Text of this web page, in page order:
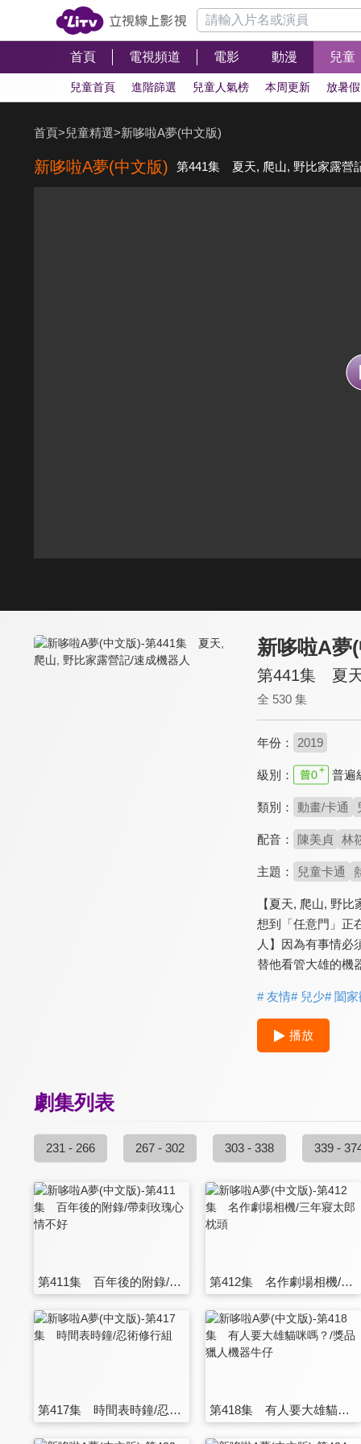
首頁 電視頻道 電影 動漫 兒童
兒童首頁 進階篩選 兒童人氣榜 本周更新 放暑假
首頁>兒童精選>新哆啦A夢(中文版)
新哆啦A夢(中文版) 第441集 夏天, 爬山, 野比家露營
新哆啦A夢
第441集 夏
全 530 集
年份： 2019
級別： 普遍
類別： 動畫/卡通
配音： 陳美貞 林
主題： 兒童卡通
【夏天, 爬山, 野
想到「任意門」正
人】因為有事情
替他看管大雄的機
# 友情# 兒少# 闔
播放
劇集列表
231 - 266 267 - 302 303 - 338 339 -
第411集 百年後的附錄/帶刺玫瑰心情不好 第412集 名作劇場相機/三年寢太郎枕頭
第417集 時間表時鐘/忍術修行組 第418集 有人要大雄貓咪嗎？/獎品獵人機器牛仔